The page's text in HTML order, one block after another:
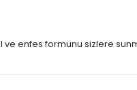
enfes formunu sizlere